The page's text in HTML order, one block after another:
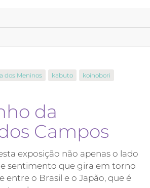
dos Meninos kabuto koinobori
da
Campos
exposição não apenas o lado
sentimento que gira em torno
entre o Brasil e o Japão, que é